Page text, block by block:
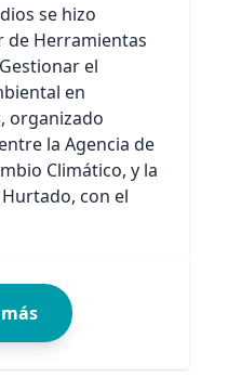
se hizo
de Herramientas
el
en
organizado
la Agencia de
Climático, y la
con el